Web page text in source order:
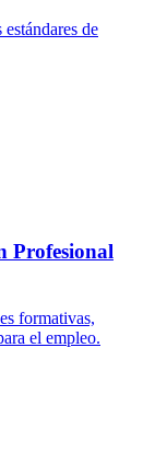
de
Profesional
formativas,
el empleo.